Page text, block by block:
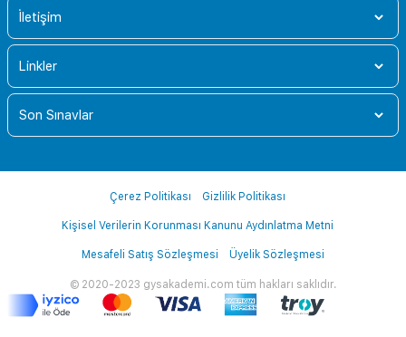
İletişim
Linkler
Son Sınavlar
© 2020-2023 gysakademi.com tüm hakları saklıdır.
Çerez Politikası Gizlilik Politikası
Kişisel Verilerin Korunması Kanunu Aydınlatma Metni
Mesafeli Satış Sözleşmesi Üyelik Sözleşmesi